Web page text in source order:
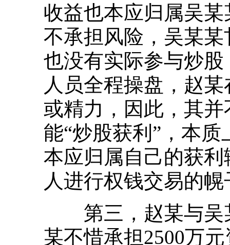
收益也本应归属吴
不承担风险，吴某
也没有实际参与炒
人员全程操盘，赵
或精力，因此，其
能“炒股获利”，本
本应归属自己的获
人进行权钱交易的幌
第三，赵某与吴
某不惜承担2500万